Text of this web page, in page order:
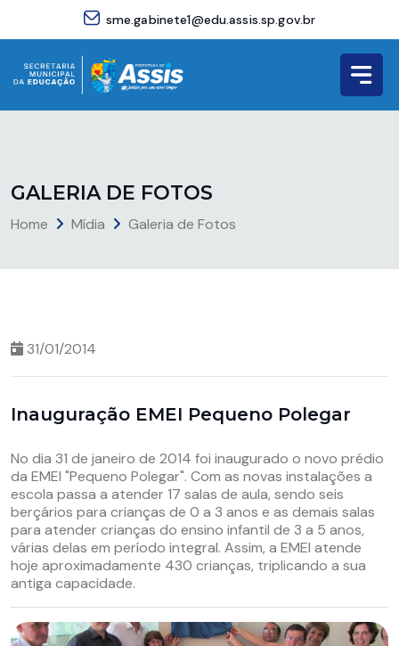
sme.gabinete1@edu.assis.sp.gov.br
GALERIA DE FOTOS
Home Mídia Galeria de Fotos
31/01/2014
Inauguração EMEI Pequeno Polegar
No dia 31 de janeiro de 2014 foi inaugurado o novo prédio
da EMEI "Pequeno Polegar". Com as novas instalações a
escola passa a atender 17 salas de aula, sendo seis
berçários para crianças de 0 a 3 anos e as demais salas
para atender crianças do ensino infantil de 3 a 5 anos,
várias delas em período integral. Assim, a EMEI atende
hoje aproximadamente 430 crianças, triplicando a sua
antiga capacidade.